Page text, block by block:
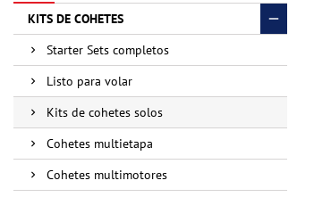
KITS DE COHETES
Starter Sets completos
Listo para volar
Kits de cohetes solos
Cohetes multietapa
Cohetes multimotores